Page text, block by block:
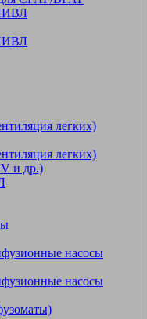
легких)
легких)
и др.)
насосы
насосы